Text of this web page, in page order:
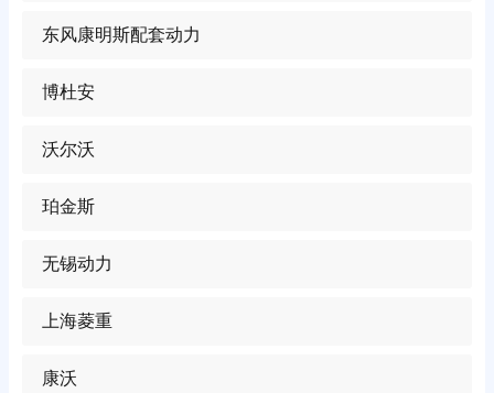
东风康明斯配套动力
博杜安
沃尔沃
珀金斯
无锡动力
上海菱重
康沃